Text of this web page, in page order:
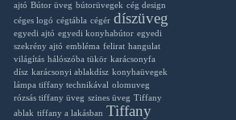
ajtó Bútor üveg bútorüvegek cég design
céges logó cégtábla cégér díszüveg
egyedi ajtó egyedi konyhabútor egyedi
szekrény ajtó embléma felirat hangulat
világítás hálószóba tükör karácsonyfa
dísz karácsonyi ablakdísz konyhaüvegek
lámpa tiffany technikával olomuveg
rózsás tiffany üveg szines üveg Tiffany
ablak tiffany a lakásban Tiffany